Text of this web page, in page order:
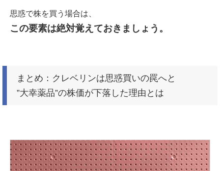
思惑で株を買う場合は、
この要素は絶対覚えておきましょう。
まとめ：クレベリンは思惑買いの罠へと
”大幸薬品”の株価が下落した理由とは